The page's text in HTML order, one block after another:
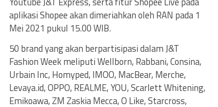
aplikasi Shopee akan dimeriahkan oleh RAN pada 1
Mei 2021 pukul 15.00 WIB.
50 brand yang akan berpartisipasi dalam J&T
Fashion Week meliputi Wellborn, Rabbani, Consina,
Urbain Inc, Homyped, IMOO, MacBear, Merche,
Levaya.id, OPPO, REALME, YOU, Scarlett Whitening,
Emikoawa, ZM Zaskia Mecca, O Like, Starcross,